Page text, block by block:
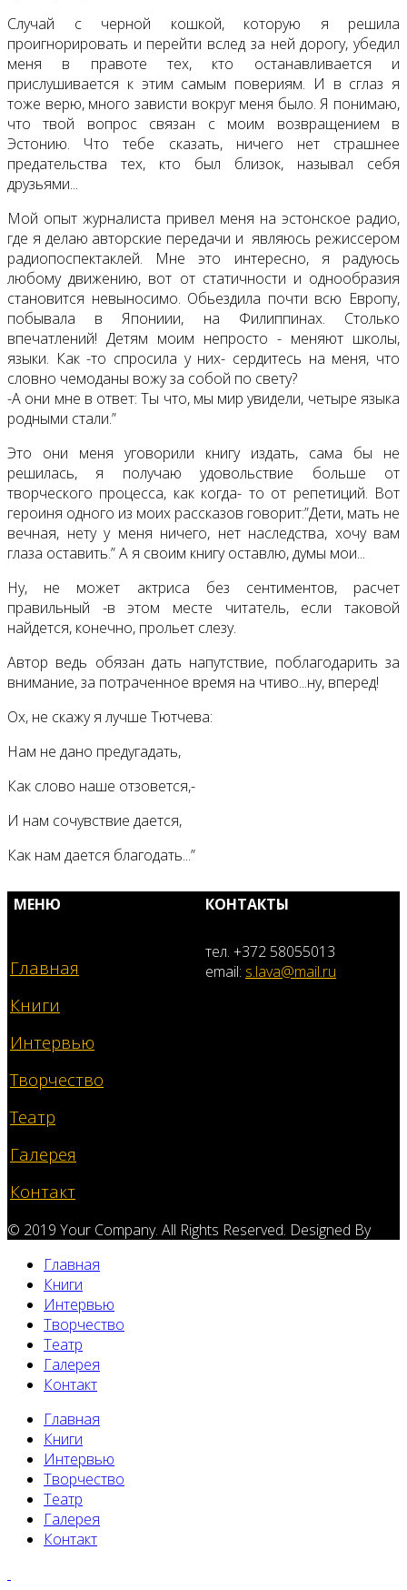
Случай с черной кошкой, которую я решила
проигнорировать и перейти вслед за ней дорогу, убедил
меня в правоте тех, кто останавливается и
прислушивается к этим самым повериям. И в сглаз я
тоже верю, много зависти вокруг меня было. Я понимаю,
что твой вопрос связан с моим возвращением в
Эстонию. Что тебе сказать, ничего нет страшнее
предательства тех, кто был близок, называл себя
друзьями...
Мой опыт журналиста привел меня на эстонское радио,
где я делаю авторские передачи и являюсь режиссером
радиопоспектаклей. Мне это интересно, я радуюсь
любому движению, вот от статичности и однообразия
становится невыносимо. Обьездила почти всю Европу,
побывала в Япониии, на Филиппинах. Столько
впечатлений! Детям моим непросто - меняют школы,
языки. Как -то спросила у них- сердитесь на меня, что
словно чемоданы вожу за собой по свету?
-А они мне в ответ: Ты что, мы мир увидели, четыре языка
родными стали.”
Это они меня уговорили книгу издать, сама бы не
решилась, я получаю удовольствие больше от
творческого процесса, как когда- то от репетиций. Вот
героиня одного из моих рассказов говорит:”Дети, мать не
вечная, нету у меня ничего, нет наследства, хочу вам
глаза оставить.” А я своим книгу оставлю, думы мои...
Ну, не может актриса без сентиментов, расчет
правильный -в этом месте читатель, если таковой
найдется, конечно, прольет слезу.
Автор ведь обязан дать напутствие, поблагодарить за
внимание, за потраченное время на чтиво...ну, вперед!
Ох, не скажу я лучше Тютчева:
Нам не дано предугадать,
Как слово наше отзовется,-
И нам сочувствие дается,
Как нам дается благодать...”
МЕНЮ КОНТАКТЫ
Главная
Книги
Интервью
Творчество
Театр
Галерея
Контакт
тел. +372 58055013
email: s.lava@mail.ru
© 2019 Your Company. All Rights Reserved. Designed By
Главная
Книги
Интервью
Творчество
Театр
Галерея
Контакт
Главная
Книги
Интервью
Творчество
Театр
Галерея
Контакт